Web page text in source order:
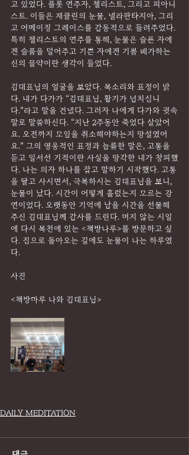
고 있었다. 플롯 연주자, 첼리스트, 그리고 피아니
스트. 이들은 재클린의 눈물, 넬라판타지아, 그리
고 어메이징 그레이스를 감동적으로 들려주었다.
특히 첼리스트의 연주를 통해, 눈물은 슬픈 자에
겐 슬픔을 덜어주고 기쁜 자에겐 기쁨 배가하는
신의 몰약이란 생각이 들었다.
김대표님의 얼굴을 보았다. 목소리와 표정이 밝
다. 내가 다가가 “김대표님, 활기가 넘치십니
다.”라고 말을 건냈다. 그러자 나에게 다가와 귓속
말로 말씀하신다. “지난 2주동안 죽었다 살았어
요. 오전까지 모임을 취소해야하는지 망설였어
요.” 그의 영웅적인 표정과 늠름한 말은, 고통을
듣고 일서선 기적이란 사실을 망각한 내가 창피했
다. 나는 의자 하나를 잡고 말하기 시작했다. 고통
을 달고 사시면서, 극복하시는 김대표님을 보니,
눈물이 났다. 시간이 어떻게 흘렀는지 모르는 강
연이었다. 오랫동안 기억에 남을 시간을 선물해
주신 김대표님께 감사를 드린다. 머지 않는 시일
에 다시 목천에 있는 <책방나루>를 방문하고 싶
다. 집으로 돌아오는 길에도 눈물이 나는 하루였
다.
사진
<책방마루 나와 김대표님>
DAILY MEDITATION